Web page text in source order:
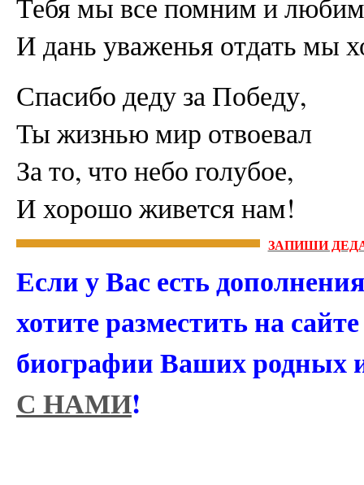
И дань уваженья отдать мы
Спасибо деду за Победу,
Ты жизнью мир отвоевал
За то, что небо голубое,
И хорошо живется нам!
ЗАПИШИ
Если у Вас есть
хотите разместить на
биографии Ваших родных
С НАМИ!